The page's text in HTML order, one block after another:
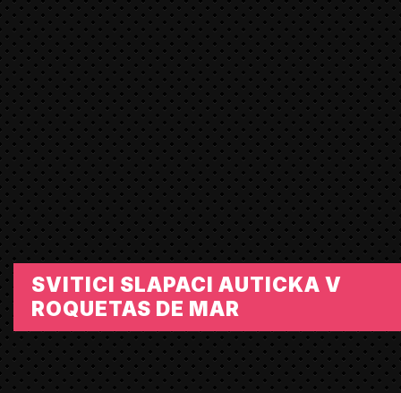
SVITICI SLAPACI AUTICKA V
ROQUETAS DE MAR